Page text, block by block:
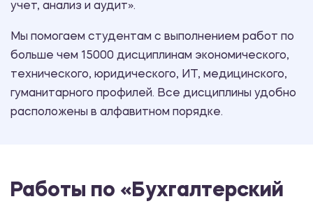
учет, анализ и аудит».
Мы помогаем студентам с выполнением работ по
больше чем 15000 дисциплинам экономического,
технического, юридического, ИТ, медицинского,
гуманитарного профилей. Все дисциплины удобно
расположены в алфавитном порядке.
Работы по «Бухгалтерский